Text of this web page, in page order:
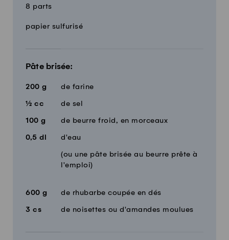
8 parts
QuantitéIngrédients
papier sulfurisé
Pâte brisée:
200 g de farine
½ cc de sel
100 g de beurre froid, en morceaux
0,5 dl d'eau
(ou une pâte brisée au beurre prête à
l'emploi)
600 g de rhubarbe coupée en dés
3 cs de noisettes ou d'amandes moulues